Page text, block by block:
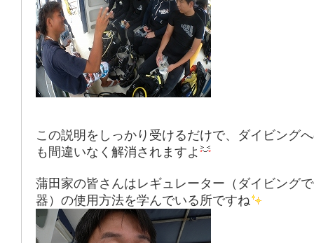
この説明をしっかり受けるだけで、ダイビング
も間違いなく解消されますよ
蒲田家の皆さんはレギュレーター（ダイビング
器）の使用方法を学んでいる所ですね